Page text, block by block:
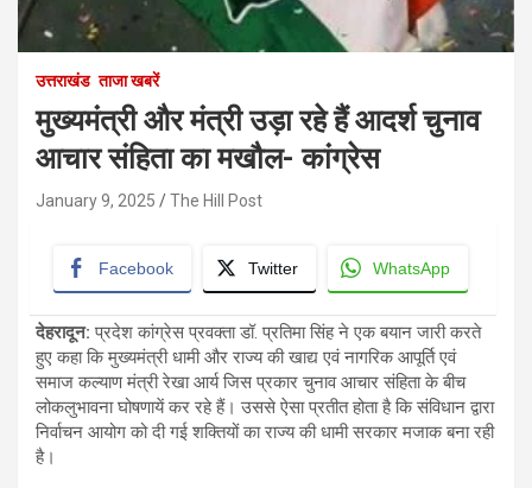
उत्तराखंड ताजा खबरें
मुख्यमंत्री और मंत्री उड़ा रहे हैं आदर्श चुनाव
आचार संहिता का मखौल- कांग्रेस
January 9, 2025 The Hill Post
Facebook Twitter WhatsApp
देहरादून: प्रदेश कांग्रेस प्रवक्ता डॉ. प्रतिमा सिंह ने एक बयान जारी करते
हुए कहा कि मुख्यमंत्री धामी और राज्य की खाद्य एवं नागरिक आपूर्ति एवं
समाज कल्याण मंत्री रेखा आर्य जिस प्रकार चुनाव आचार संहिता के बीच
लोकलुभावना घोषणायें कर रहे हैं। उससे ऐसा प्रतीत होता है कि संविधान द्वारा
निर्वाचन आयोग को दी गई शक्तियों का राज्य की धामी सरकार मजाक बना रही
है।